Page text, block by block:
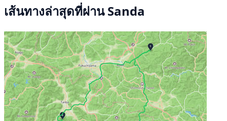
เส้นทางล่าสุดที่ผ่าน Sanda